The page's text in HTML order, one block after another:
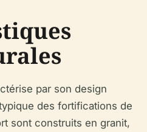
par son design
des fortifications de
sont construits en granit,